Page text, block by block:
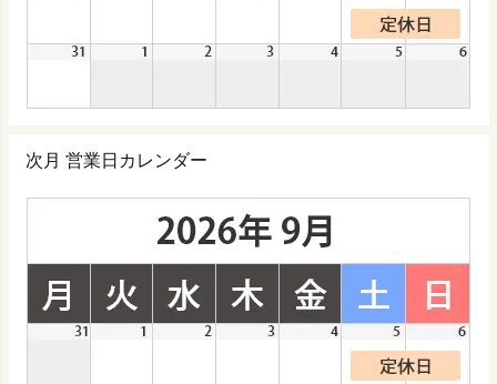
次月 営業日カレンダー